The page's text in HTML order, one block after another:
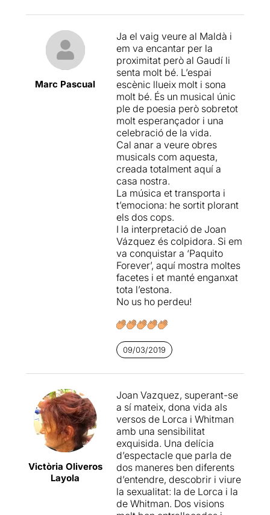
podem dir que ens trobem
davant d'una proposta que
no dubta en explorar a nivell
temàtic i escènic, tot
aconseguint presentar més
grans escenes musicals
individuals que no pas en el
seu conjunt, per la qual cosa
ja val la pena apropar-se a
veure-la.
Aladrén) i de la traïció que
creu ha rebut per part de
que han rodat “Un perro
andaluz (Un chien andalou)”,
segons Lorca en una clara
referència a ell. Els dos
artistes i amics havien
criticat obertament la
qualitat del seu “Romancero
gitano”.
A Nova York, Lorca està
preparant una conferència
però no troba les paraules
adients, ja que en aquell
moment travessava per un
una crisi artística i,
personalment, tenia molts
dubtes per resoldre.
75 anys abans, Walt
Whitman gaudeix d’una
vida plenasense
preocupacions.
Encara que Lorca i
Whitmann mai van poder
coincidirals EUA -
pertanyien a èpoques
coexisteixen en aquest
muntatge
Les dues històries
s’entrellacen quan un nen li
fa una pregunta a Whitman,
una pregunta que li farà
trontollar els seus principis i
afectarà profundament
l’existència de Lorca.
És de suposar que Garcia
Marc Pascual
Ja el vaig veure al Maldà i
em va encantar per la
proximitat però al Gaudí li
senta molt bé. L’espai
escènic llueix molt i sona
molt bé. És un musical únic
ple de poesia però sobretot
molt esperançador i una
celebració de la vida.
Cal anar a veure obres
musicals com aquesta,
creada totalment aquí a
casa nostra.
La música et transporta i
t’emociona: he sortit plorant
els dos cops.
I la interpretació de Joan
Vázquez és colpidora. Si em
va conquistar a ‘Paquito
Forever’, aquí mostra moltes
facetes i et manté enganxat
tota l’estona.
No us ho perdeu!
09/03/2019
Victòria Oliveros
Layola
Joan Vazquez, superant-se
a sí mateix, dona vida als
versos de Lorca i Whitman
amb una sensibilitat
exquisida. Una delícia
d’espectacle que parla de
dos maneres ben diferents
d’entendre, descobrir i viure
la sexualitat: la de Lorca i la
de Whitman. Dos visions